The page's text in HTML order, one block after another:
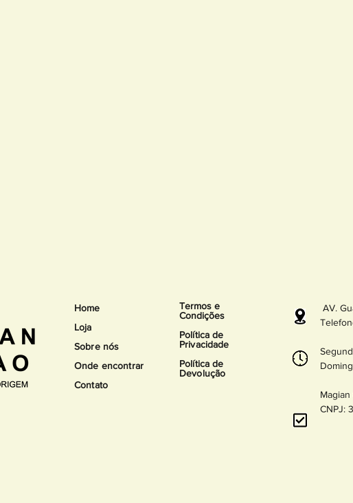
Home
Loja
Sobre nós
Onde encontrar
Contato
Termos e
Condições
Política de
Privacidade
Políticade
Devolução
AV.
CNPJ: